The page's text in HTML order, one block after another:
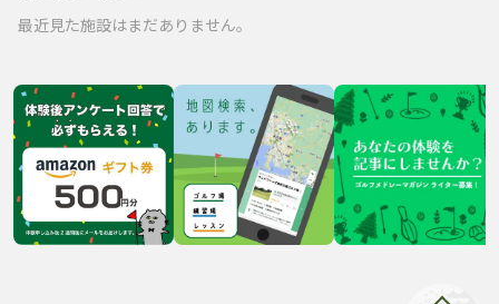
最近見た施設はまだありません。